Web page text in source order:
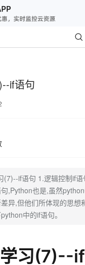
if语句
(7)--if语句 1.逻辑控制if
,Python也是,虽然
差异,但他们所体现的思想
中的if语句。
习(7)--